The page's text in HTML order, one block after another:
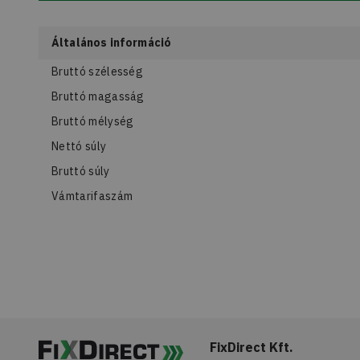
Általános információ
Bruttó szélesség
Bruttó magasság
Bruttó mélység
Nettó súly
Bruttó súly
Vámtarifaszám
FixDirect Kft.